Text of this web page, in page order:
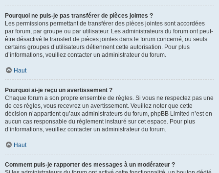
Pourquoi ne puis-je pas transférer de pièces jointes ?
Les permissions permettant de transférer des pièces jointes sont accordées
par forum, par groupe ou par utilisateur. Les administrateurs du forum ont peut-
être désactivé le transfert de pièces jointes dans le forum concerné, ou seuls
certains groupes d’utilisateurs détiennent cette autorisation. Pour plus
d’informations, veuillez contacter un administrateur du forum.
Haut
Pourquoi ai-je reçu un avertissement ?
Chaque forum a son propre ensemble de règles. Si vous ne respectez pas une
de ces règles, vous recevrez un avertissement. Veuillez noter que cette
décision n’appartient qu’aux administrateurs du forum, phpBB Limited n’est en
aucun cas responsable du règlement instauré sur cet espace. Pour plus
d’informations, veuillez contacter un administrateur du forum.
Haut
Comment puis-je rapporter des messages à un modérateur ?